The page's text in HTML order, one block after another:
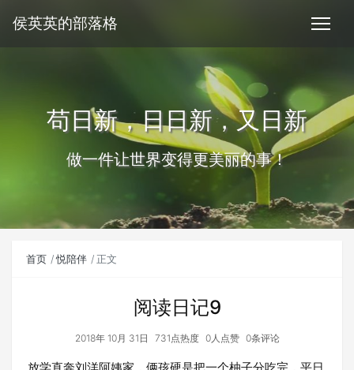
侯英英的部落格
苟日新，日日新，又日新
做一件让世界变得更美丽的事！
首页 悦陪伴 正文
阅读日记9
2018年 10月 31日 731点热度 0人点赞 0条评论